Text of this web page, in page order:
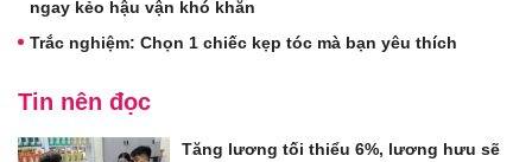
ngay kẻo hậu vận khó khăn
Trắc nghiệm: Chọn 1 chiếc kẹp tóc mà bạn yêu thích
Tin nên đọc
Tăng lương tối thiểu 6%, lương hưu sẽ